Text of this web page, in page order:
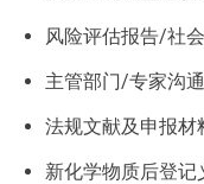
风险评估报告/社
主管部门/专家沟
法规文献及申报材
新化学物质后登记